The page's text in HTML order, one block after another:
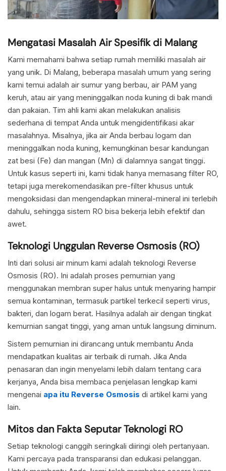
Mengatasi Masalah Air Spesifik di Malang
Kami memahami bahwa setiap rumah memiliki masalah air
yang unik. Di Malang, beberapa masalah umum yang sering
kami temui adalah air sumur yang berbau, air PAM yang
keruh, atau air yang meninggalkan noda kuning di bak mandi
dan pakaian. Tim ahli kami akan melakukan analisis
sederhana di tempat Anda untuk mengidentifikasi akar
masalahnya. Misalnya, jika air Anda berbau logam dan
meninggalkan noda kuning, kemungkinan besar kandungan
zat besi (Fe) dan mangan (Mn) di dalamnya sangat tinggi.
Untuk kasus seperti ini, kami tidak hanya memasang filter RO,
tetapi juga merekomendasikan pre-filter khusus untuk
mengoksidasi dan mengendapkan mineral-mineral ini terlebih
dahulu, sehingga sistem RO bisa bekerja lebih efektif dan
awet.
Teknologi Unggulan Reverse Osmosis (RO)
Inti dari solusi air minum kami adalah teknologi Reverse
Osmosis (RO). Ini adalah proses pemurnian yang
menggunakan membran super halus untuk menyaring hampir
semua kontaminan, termasuk partikel terkecil seperti virus,
bakteri, dan logam berat. Hasilnya adalah air dengan tingkat
kemurnian sangat tinggi, yang aman untuk langsung diminum.
Sistem pemurnian ini dirancang untuk membantu Anda
mendapatkan kualitas air terbaik di rumah. Jika Anda
penasaran dan ingin menyelami lebih dalam tentang cara
kerjanya, Anda bisa membaca penjelasan lengkap kami
mengenai apa itu Reverse Osmosis di artikel kami yang
lain.
Mitos dan Fakta Seputar Teknologi RO
Setiap teknologi canggih seringkali diiringi oleh pertanyaan.
Kami percaya pada transparansi dan edukasi pelanggan.